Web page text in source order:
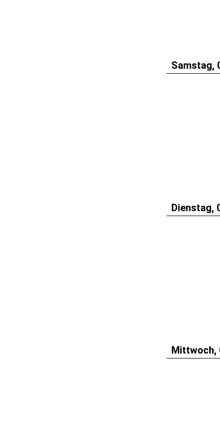
Samstag,
Dienstag,
Mittwoch,